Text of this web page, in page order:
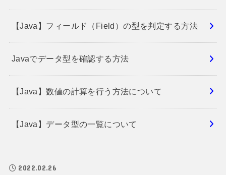
【Java】フィールド（Field）の型を判定する方法
Javaでデータ型を確認する方法
【Java】数値の計算を行う方法について
【Java】データ型の一覧について
2022.02.26